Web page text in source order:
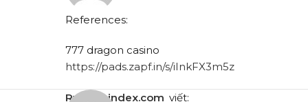
References:
777 dragon casino
https://pads.zapf.in/s/iInkFX3m5z
ryu-ga-index.com viết: